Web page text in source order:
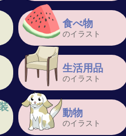
食べ物
のイラスト
生活用品
のイラスト
動物
のイラスト